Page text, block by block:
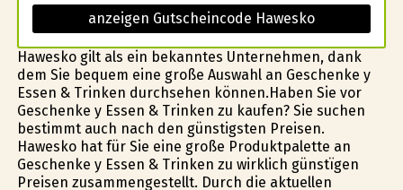
anzeigen Gutscheincode Hawesko
Hawesko gilt als ein bekanntes Unternehmen, dank
dem Sie bequem eine große Auswahl an Geschenke y
Essen & Trinken durchsehen können.Haben Sie vor
Geschenke y Essen & Trinken zu kaufen? Sie suchen
bestimmt auch nach den günstigsten Preisen.
Hawesko hat für Sie eine große Produktpalette an
Geschenke y Essen & Trinken zu wirklich günstïgen
Preisen zusammengestellt. Durch die aktuellen